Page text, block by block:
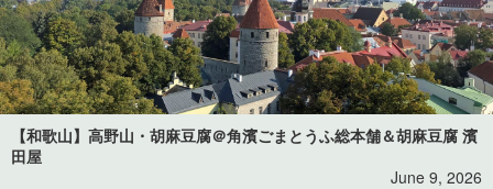
【和歌山】高野山・胡麻豆腐＠角濱ごまとうふ総本舗＆胡麻豆腐 濱
田屋
June 9, 2026